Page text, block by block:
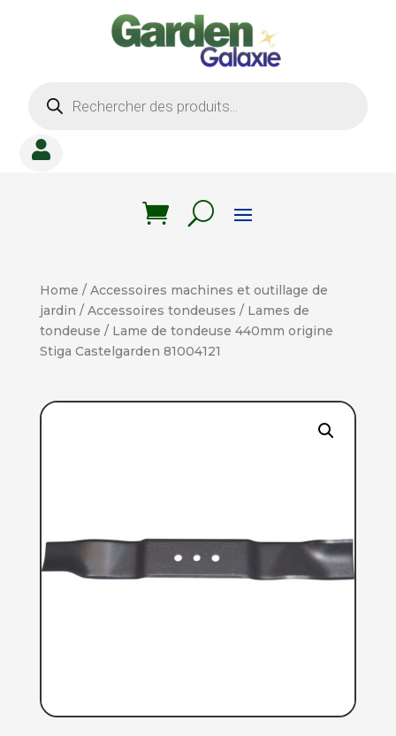
produits

Home / Accessoires machines et outillage de
jardin / Accessoires tondeuses / Lames de
tondeuse / Lame de tondeuse 440mm origine
Stiga Castelgarden 81004121